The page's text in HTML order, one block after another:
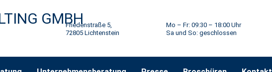
Friedenstraße 5,
72805 Lichtenstein
Mo – Fr: 09:30 – 18:00 Uhr
Sa und So: geschlossen